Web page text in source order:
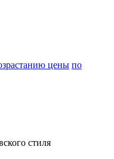
цены по
стиля